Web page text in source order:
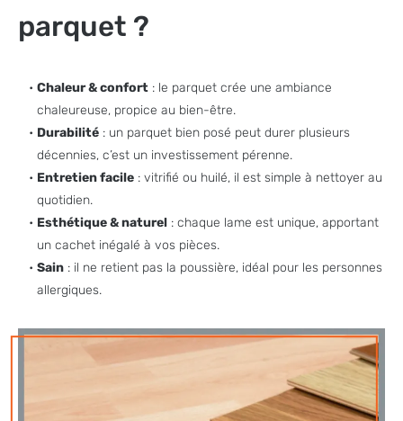
parquet ?
Chaleur & confort: le parquet crée une ambiance
chaleureuse, propice au bien-être.
Durabilité: un parquet bien posé peut durer plusieurs
décennies, c’est un investissement pérenne.
Entretien facile: vitrifié ou huilé, il est simple à nettoyer au
quotidien.
Esthétique & naturel: chaque lame est unique, apportant
un cachet inégalé à vos pièces.
Sain: il ne retient pas la poussière, idéal pour les personnes
allergiques.